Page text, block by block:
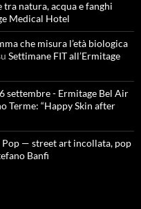
tra natura, acqua e fanghi
Medical Hotel
che misura l’età biologica
Settimane FIT all’Ermitage
settembre - Ermitage Bel Air
Terme: “Happy Skin after
Pop — street art incollata, pop
Banfi